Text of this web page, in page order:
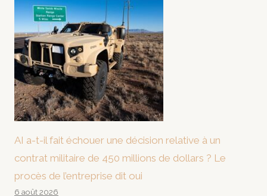
AI a-t-il fait échouer une décision relative à un
contrat militaire de 450 millions de dollars ? Le
procès de l’entreprise dit oui
6 août 2026